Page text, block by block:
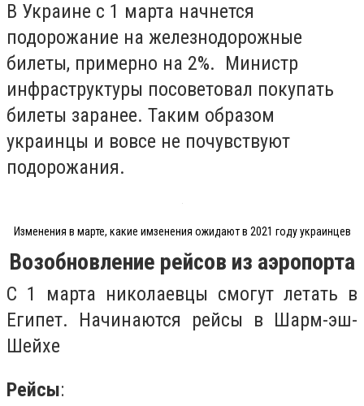
В Украине с 1 марта начнется
подорожание на железнодорожные
билеты, примерно на 2%. Министр
инфраструктуры посоветовал покупать
билеты заранее. Таким образом
украинцы и вовсе не почувствуют
подорожания.
Изменения в марте, какие имзенения ожидают в 2021 году украинцев
Возобновление рейсов из аэропорта
С 1 марта николаевцы смогут летать в
Египет. Начинаются рейсы в Шарм-эш-
Шейхе
Рейсы: